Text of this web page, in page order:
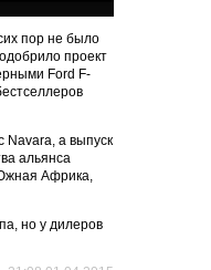
пор не было
проект
Ford F-
Navara, а выпуск
альянса
Африка,
но у дилеров